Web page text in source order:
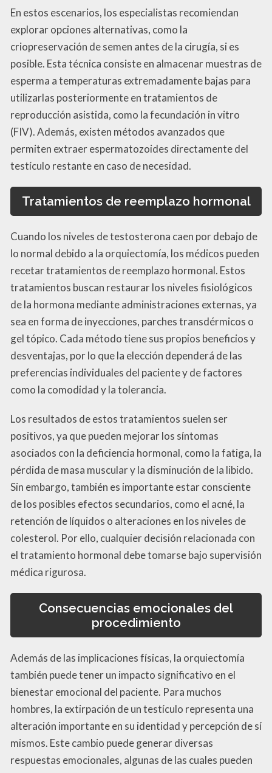
En estos escenarios, los especialistas recomiendan
explorar opciones alternativas, como la
criopreservación de semen antes de la cirugía, si es
posible. Esta técnica consiste en almacenar muestras de
esperma a temperaturas extremadamente bajas para
utilizarlas posteriormente en tratamientos de
reproducción asistida, como la fecundación in vitro
(FIV). Además, existen métodos avanzados que
permiten extraer espermatozoides directamente del
testículo restante en caso de necesidad.
Tratamientos de reemplazo hormonal
Cuando los niveles de testosterona caen por debajo de
lo normal debido a la orquiectomía, los médicos pueden
recetar tratamientos de reemplazo hormonal. Estos
tratamientos buscan restaurar los niveles fisiológicos
de la hormona mediante administraciones externas, ya
sea en forma de inyecciones, parches transdérmicos o
gel tópico. Cada método tiene sus propios beneficios y
desventajas, por lo que la elección dependerá de las
preferencias individuales del paciente y de factores
como la comodidad y la tolerancia.
Los resultados de estos tratamientos suelen ser
positivos, ya que pueden mejorar los síntomas
asociados con la deficiencia hormonal, como la fatiga, la
pérdida de masa muscular y la disminución de la libido.
Sin embargo, también es importante estar consciente
de los posibles efectos secundarios, como el acné, la
retención de líquidos o alteraciones en los niveles de
colesterol. Por ello, cualquier decisión relacionada con
el tratamiento hormonal debe tomarse bajo supervisión
médica rigurosa.
Consecuencias emocionales del
procedimiento
Además de las implicaciones físicas, la orquiectomía
también puede tener un impacto significativo en el
bienestar emocional del paciente. Para muchos
hombres, la extirpación de un testículo representa una
alteración importante en su identidad y percepción de sí
mismos. Este cambio puede generar diversas
respuestas emocionales, algunas de las cuales pueden